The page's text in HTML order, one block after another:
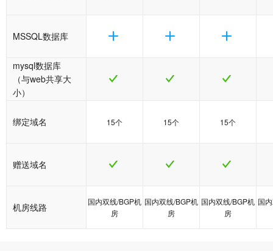
MSSQL数据库
mysql数据库
（与web共享大
小）
绑定域名 15个 15个 15个
赠送域名
机房线路
国内双线/BGP机
房
国内双线/BGP机
房
国内双线/BGP机
房
国